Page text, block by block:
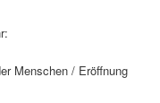
Menschen / Eröffnung